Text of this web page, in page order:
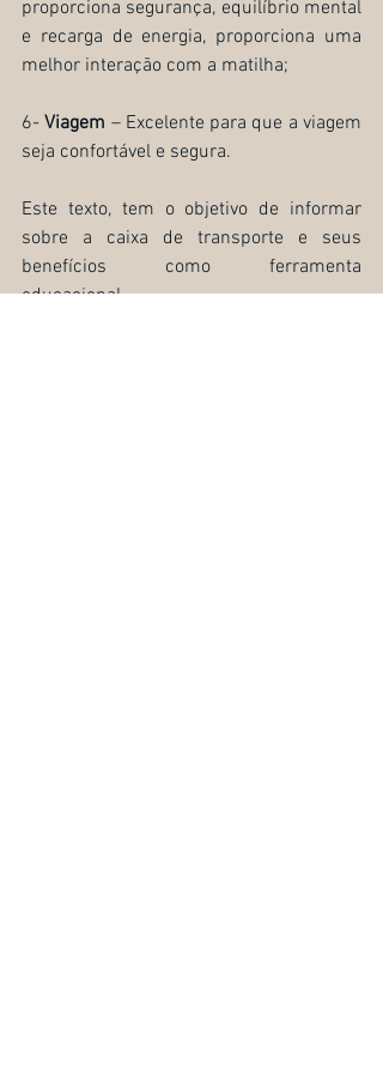
proporciona segurança, equilíbrio mental
e recarga de energia, proporciona uma
melhor interação com a matilha;
6- Viagem – Excelente para que a viagem
seja confortável e segura.
Este texto, tem o objetivo de informar
sobre a caixa de transporte e seus
benefícios como ferramenta
educacional.